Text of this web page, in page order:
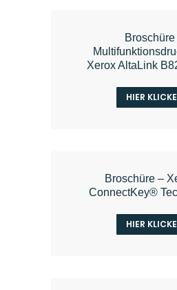
Broschüre
Xerox AltaLink
HIER
Broschüre –
ConnectKey®
HIER